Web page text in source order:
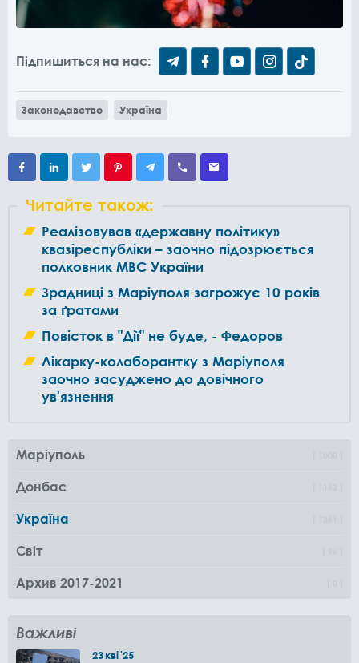
Підпишиться на нас:
Законодавство Україна
Читайте також:
Реалізовував «державну політику»
квазіреспубліки – заочно підозрюється
полковник МВС України
Зрадниці з Маріуполя загрожує 10 років
за ґратами
Повісток в "Дії" не буде, - Федоров
Лікарку-колаборантку з Маріуполя
заочно засуджено до довічного
ув'язнення
Маріуполь
Донбас
Україна
Світ
Архив 2017-2021
Важливі
23кві'25